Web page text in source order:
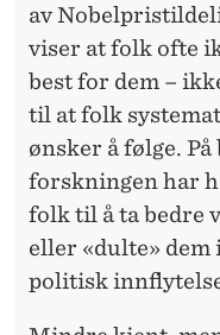
av
viser at folk ofte
best for dem –
til at folk
ønsker å følge.
forskningen har
folk til å ta bedre
eller «dulte»
politisk